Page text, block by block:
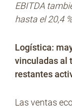
EBITDA
hasta el 20,4
Logística:
vinculadas al
restantes
Las ventas